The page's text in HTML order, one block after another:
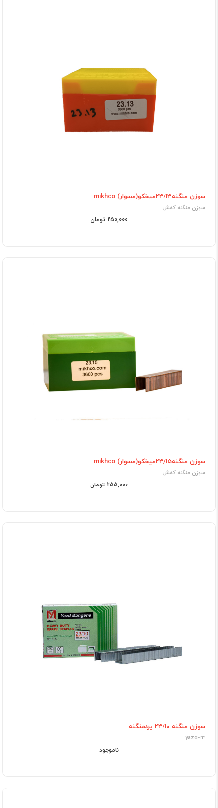
سوزن منگنه23/13میخکو(مسوار) mikhco
سوزن منگنه کفش
250,000 تومان
سوزن منگنه23/15میخکو(مسوار) mikhco
سوزن منگنه کفش
255,000 تومان
سوزن منگنه 23/10 یزدمنگنه
yazd-23
ناموجود